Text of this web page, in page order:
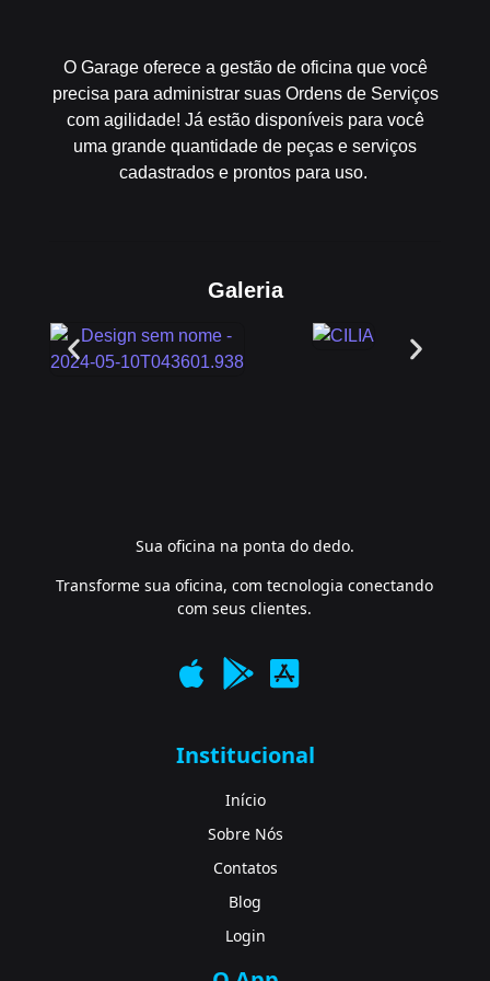
O Garage oferece a gestão de oficina que você
precisa para administrar suas Ordens de Serviços
com agilidade! Já estão disponíveis para você
uma grande quantidade de peças e serviços
cadastrados e prontos para uso.
Galeria
Sua oficina na ponta do dedo.
Transforme sua oficina, com tecnologia conectando
com seus clientes.
Institucional
Início
Sobre Nós
Contatos
Blog
Login